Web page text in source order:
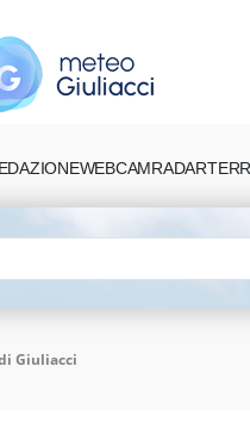
WEBCAMRADAR
Giuliacci